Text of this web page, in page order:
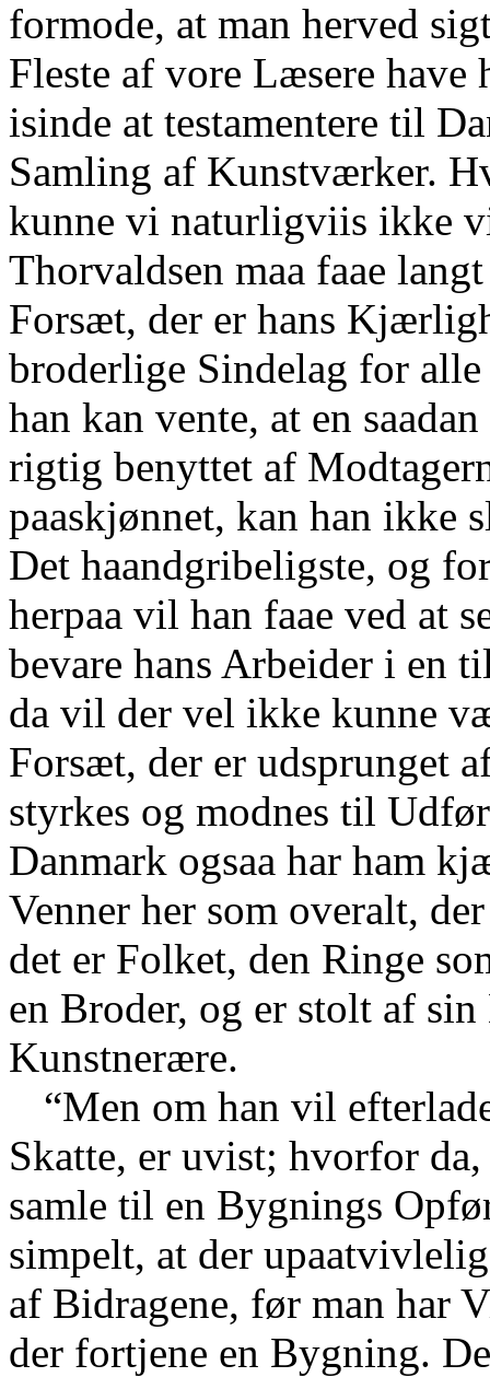
formode, at man herved
Fleste af vore Læsere have
isinde at testamentere til
Samling af Kunstværker.
kunne vi naturligviis ikke
Thorvaldsen maa faae
Forsæt, der er hans
broderlige Sindelag for
han kan vente, at en
rigtig benyttet af
paaskjønnet, kan han ikke
Det haandgribeligste, og
herpaa vil han faae ved at
bevare hans Arbeider i en
da vil der vel ikke kunne
Forsæt, der er udsprunget
styrkes og modnes til
Danmark ogsaa har ham
Venner her som overalt,
det er Folket, den Ringe
en Broder, og er stolt af
Kunstnerære.
“Men om han vil
Skatte, er uvist; hvorfor
samle til en Bygnings
simpelt, at der
af Bidragene, før man har
der fortjene en Bygning.